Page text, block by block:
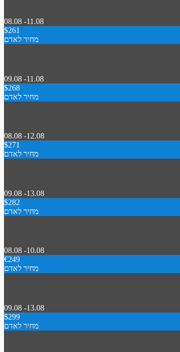
08.08 -11.08
$261
מחיר לאדם
09.08 -11.08
$268
מחיר לאדם
08.08 -12.08
$271
מחיר לאדם
09.08 -13.08
$282
מחיר לאדם
08.08 -10.08
€249
מחיר לאדם
09.08 -13.08
$299
מחיר לאדם